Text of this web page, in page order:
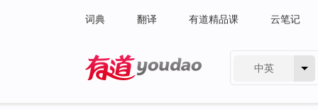
词典 翻译 有道精品课 云笔记
中英